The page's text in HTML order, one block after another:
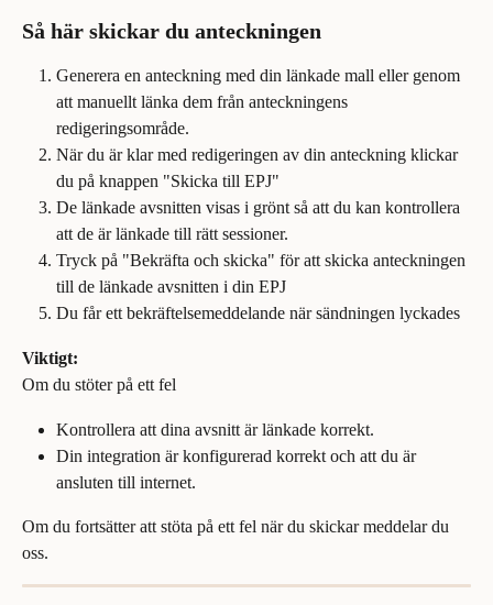
Så här skickar du anteckningen
Generera en anteckning med din länkade mall eller genom
att manuellt länka dem från anteckningens
redigeringsområde.
När du är klar med redigeringen av din anteckning klickar
du på knappen "Skicka till EPJ"
De länkade avsnitten visas i grönt så att du kan kontrollera
att de är länkade till rätt sessioner.
Tryck på "Bekräfta och skicka" för att skicka anteckningen
till de länkade avsnitten i din EPJ
Du får ett bekräftelsemeddelande när sändningen lyckades
Viktigt:
Om du stöter på ett fel
Kontrollera att dina avsnitt är länkade korrekt.
Din integration är konfigurerad korrekt och att du är
ansluten till internet.
Om du fortsätter att stöta på ett fel när du skickar meddelar du
oss.